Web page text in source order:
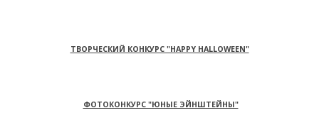
ТВОРЧЕСКИЙ КОНКУРС "HAPPY HALLOWEEN"
ФОТОКОНКУРС "ЮНЫЕ ЭЙНШТЕЙНЫ"